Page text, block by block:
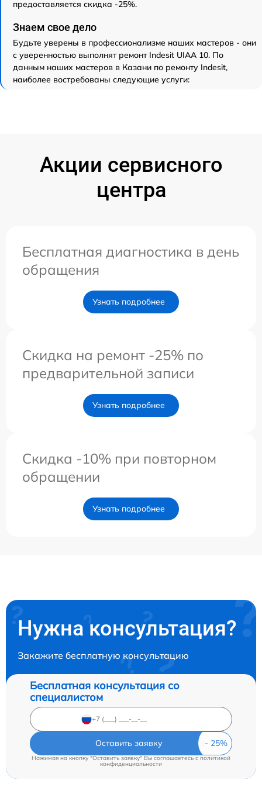
предоставляется скидка -25%.
Знаем свое дело
Будьте уверены в профессионализме наших мастеров - они
с уверенностью выполнят ремонт Indesit UIAA 10. По
данным наших мастеров в Казани по ремонту Indesit,
наиболее востребованы следующие услуги:
Акции сервисного
центра
Бесплатная диагностика в день
обращения
Узнать подробнее
Скидка на ремонт -25% по
предварительной записи
Узнать подробнее
Скидка -10% при повторном
обращении
Узнать подробнее
Нужна консультация?
Закажите бесплатную консультацию
Бесплатная консультация со
специалистом
Оставить заявку
Нажимая на кнопку "Оставить заявку" Вы соглашаетесь cполитикой
конфиденциальности